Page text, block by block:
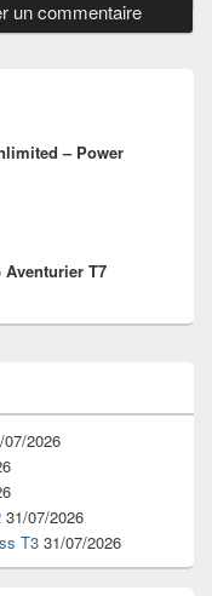
– Power
T7
07/2026
31/07/2026
T3 31/07/2026